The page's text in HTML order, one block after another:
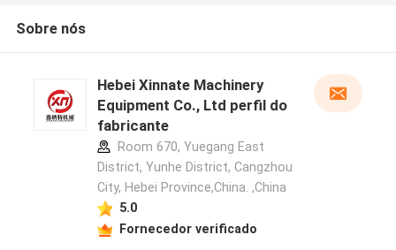
Sobre nós
Hebei Xinnate Machinery
Equipment Co., Ltd perfil do
fabricante
Room 670, Yuegang East
District, Yunhe District, Cangzhou
City, Hebei Province,China. ,China
5.0
Fornecedor verificado